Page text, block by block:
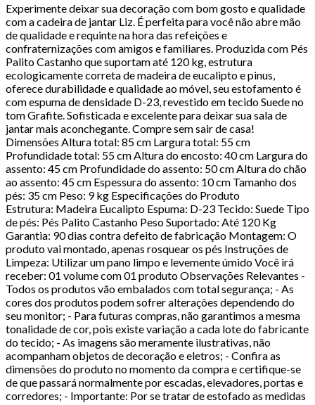
Experimente deixar sua decoração com bom gosto e qualidade
com a cadeira de jantar Liz. É perfeita para você não abre mão
de qualidade e requinte na hora das refeições e
confraternizações com amigos e familiares. Produzida com Pés
Palito Castanho que suportam até 120 kg, estrutura
ecologicamente correta de madeira de eucalipto e pinus,
oferece durabilidade e qualidade ao móvel, seu estofamento é
com espuma de densidade D-23, revestido em tecido Suede no
tom Grafite. Sofisticada e excelente para deixar sua sala de
jantar mais aconchegante. Compre sem sair de casa!
Dimensões Altura total: 85 cm Largura total: 55 cm
Profundidade total: 55 cm Altura do encosto: 40 cm Largura do
assento: 45 cm Profundidade do assento: 50 cm Altura do chão
ao assento: 45 cm Espessura do assento: 10 cm Tamanho dos
pés: 35 cm Peso: 9 kg Especificações do Produto
Estrutura: Madeira Eucalipto Espuma: D-23 Tecido: Suede Tipo
de pés: Pés Palito Castanho Peso Suportado: Até 120 Kg
Garantia: 90 dias contra defeito de fabricação Montagem: O
produto vai montado, apenas rosquear os pés Instruções de
Limpeza: Utilizar um pano limpo e levemente úmido Você irá
receber: 01 volume com 01 produto Observações Relevantes -
Todos os produtos vão embalados com total segurança; - As
cores dos produtos podem sofrer alterações dependendo do
seu monitor; - Para futuras compras, não garantimos a mesma
tonalidade de cor, pois existe variação a cada lote do fabricante
do tecido; - As imagens são meramente ilustrativas, não
acompanham objetos de decoração e eletros; - Confira as
dimensões do produto no momento da compra e certifique-se
de que passará normalmente por escadas, elevadores, portas e
corredores; - Importante: Por se tratar de estofado as medidas